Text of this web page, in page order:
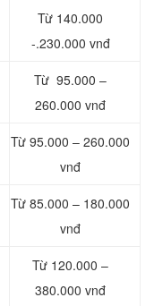
Từ 140.000
-.230.000 vnđ
Từ 95.000 –
260.000 vnđ
Từ 95.000 – 260.000
vnđ
Từ 85.000 – 180.000
vnđ
Từ 120.000 –
380.000 vnđ